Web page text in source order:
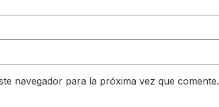
navegador para la próxima vez que comente.